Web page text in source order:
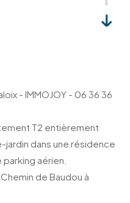
- IMMOJOY - 06 36 36
T2 entièrement
dans une résidence
aérien.
de Baudou à